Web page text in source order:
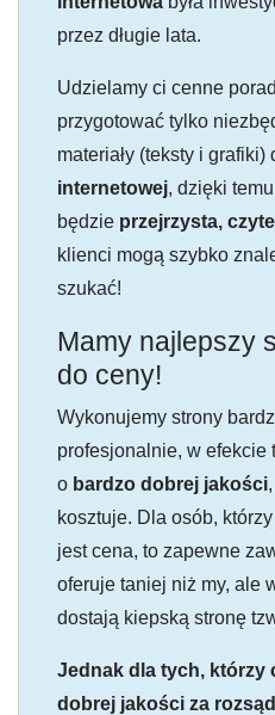
przez długie lata.
Udzielamy ci cenne
przygotować tylko
materiały (teksty i grafiki)
internetowej, dzięki temu
będzie przejrzysta,
klienci mogą szybko
szukać!
Mamy najlepszy
do ceny!
Wykonujemy strony
profesjonalnie, w efekcie
o bardzo dobrej jakości
kosztuje. Dla osób,
jest cena, to zapewne
oferuje taniej niż my, ale
dostają kiepską stronę
Jednak dla tych, którzy
dobrej jakości za